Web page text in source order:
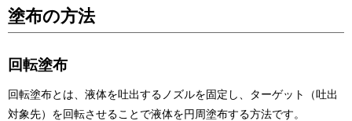
塗布の方法
回転塗布
回転塗布とは、液体を吐出するノズルを固定し、ターゲット（吐出
対象先）を回転させることで液体を円周塗布する方法です。